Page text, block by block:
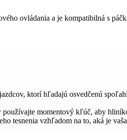
ovládania a je kompatibilná s
ktorí hľadajú osvedčenú
momentový kľúč, aby
tesnenia vzhľadom na to, aká je